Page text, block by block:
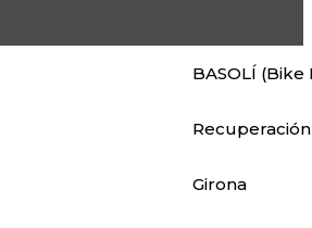
BASOLÍ (Bike
Girona